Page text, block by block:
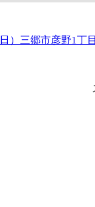
）三郷市彦野1丁